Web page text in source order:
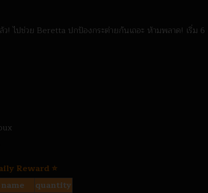
ไปช่วย Beretta ปกป้องกระต่ายกันเถอะ ห้ามพลาด! เริ่ม 6
Reward ⭐️
quantity